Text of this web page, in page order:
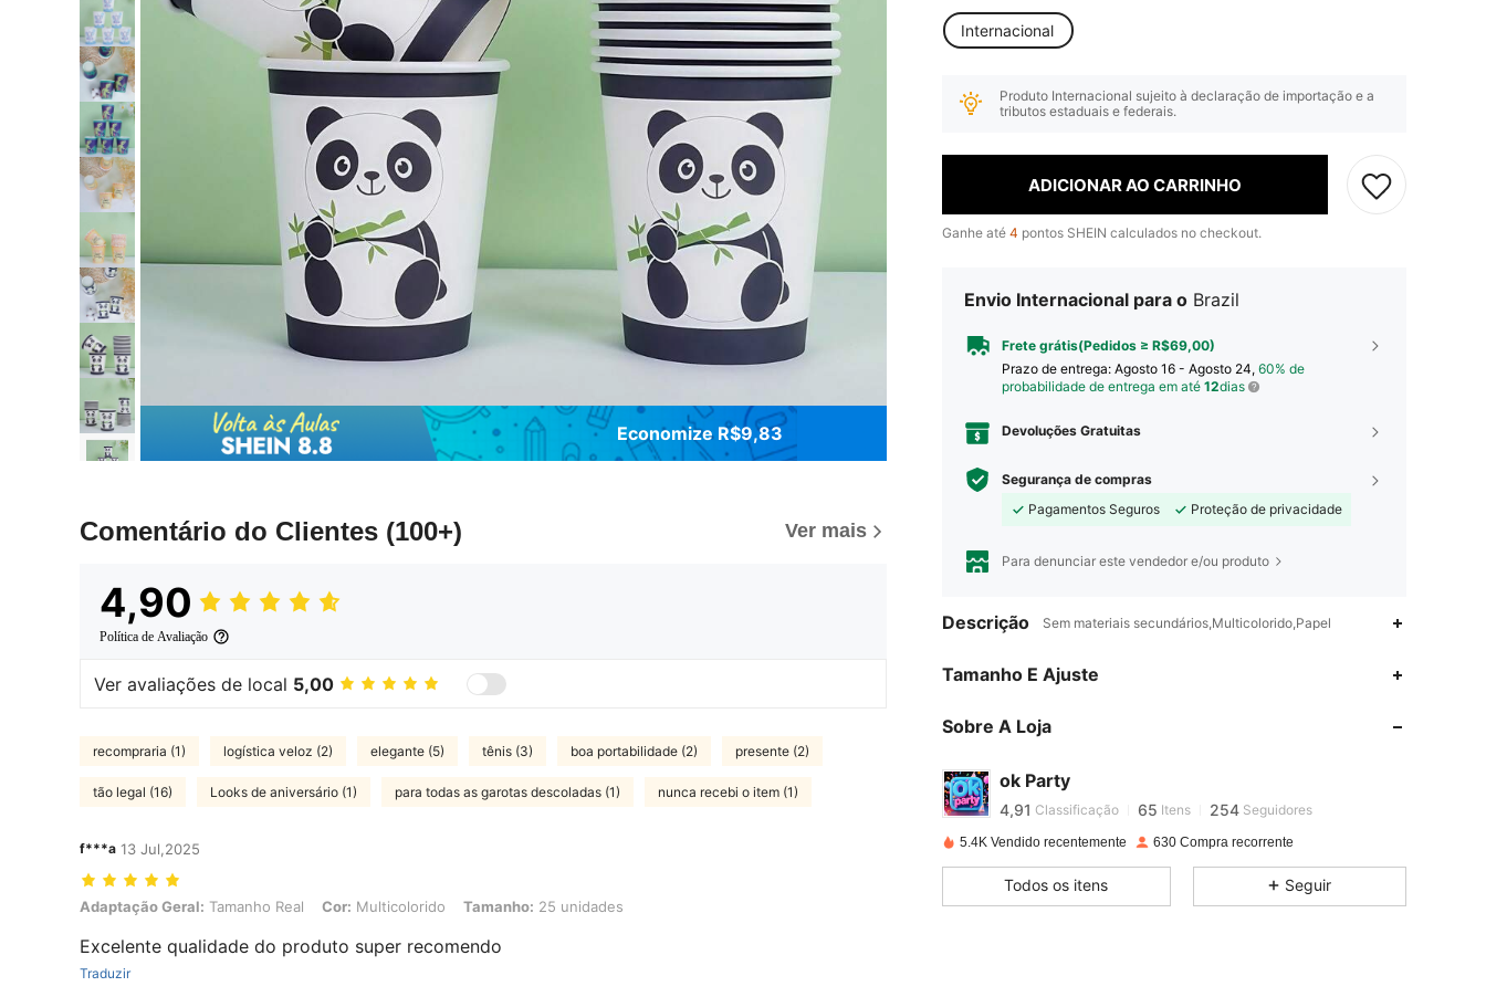
Economize R$9,83
Comentário do Clientes (100+) Ver mais
4,90
Política de Avaliação
Ver avaliações de local 5,00
recompraria (1) logística veloz (2) elegante (5) tênis (3) boa portabilidade (2) presente (2)
tão legal (16) Looks de aniversário (1) para todas as garotas descoladas (1) nunca recebi o item (1)
f***a 13 Jul,2025
Adaptação Geral: Tamanho Real, Cor: Multicolorido, Tamanho: 25 unidades
Adaptação Geral: Tamanho Real Cor: Multicolorido Tamanho: 25 unidades
Excelente qualidade do produto super recomendo
Traduzir
Internacional
Produto Internacional sujeito à declaração de importação e a
tributos estaduais e federais.
ADICIONAR AO CARRINHO
Ganhe até 4 pontos SHEIN calculados no checkout.
Envio Internacional para o Brazil
Frete grátis(Pedidos ≥ R$69,00)
Prazo de entrega: Agosto 16 - Agosto 24, 60% de
probabilidade de entrega em até 12dias
Devoluções Gratuitas
Segurança de compras
Pagamentos Seguros
Proteção de privacidade
Para denunciar este vendedor e/ou produto
Descrição Sem materiais secundários,Multicolorido,Papel
Tamanho E Ajuste
Sobre A Loja
ok Party
4,91
4,91 Classificação 65 Itens 254 Seguidores
4,91
5.4K Vendido recentemente 630 Compra recorrente
Todos os itens Seguir